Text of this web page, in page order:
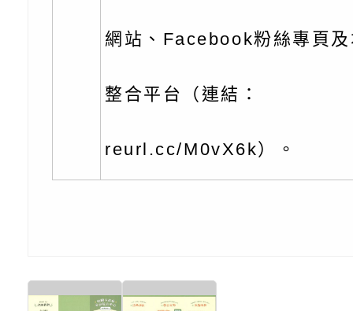
造」、「阿德勒心理
學諮商輔導的應用」
門工作坊 （中部場
理114學年度整合性
育講座「爸媽不暴走
台灣遊戲治療學會
日舉辦「空間的療癒
檢送衛生福利部「政
「桃園市115年度兒
有關國立羅東高級中
團學前及國中小身障
有關國立臺中教育大
網站、Facebook粉絲專頁
整合平台（連結：
reurl.cc/M0vX6k）。